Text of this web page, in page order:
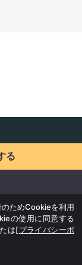
る
ためCookieを利用
の使用に同意する
は[プライバシーポ